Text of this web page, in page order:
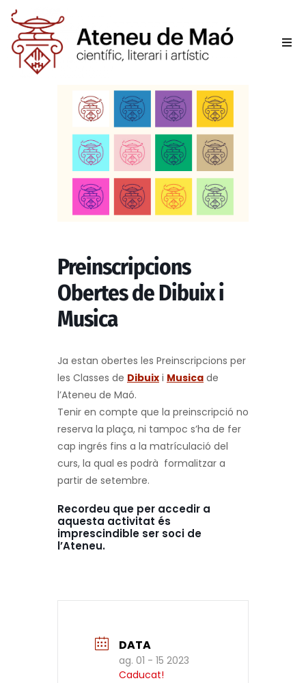
Preinscripcions
Obertes de Dibuix i
Musica
Ja estan obertes les Preinscripcions per
les Classes de Dibuix i Musica de
l’Ateneu de Maó.
Tenir en compte que la preinscripció no
reserva la plaça, ni tampoc s’ha de fer
cap ingrés fins a la matrículació del
curs, la qual es podrà formalitzar a
partir de setembre.
Recordeu que per accedir a
aquesta activitat és
imprescindible ser soci de
l’Ateneu.
DATA
ag. 01 - 15 2023
Caducat!